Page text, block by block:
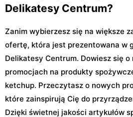
Delikatesy Centrum?
Zanim wybierzesz się na większe
ofertę, która jest prezentowana w
Delikatesy Centrum. Dowiesz się
promocjach na produkty
ketchup. Przeczytasz o nowych
które zainspirują Cię do
Dzięki świetnej jakości artykułów